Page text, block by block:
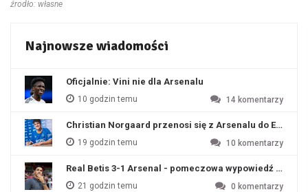
źrodło: własne
Najnowsze wiadomości
Oficjalnie: Vini nie dla Arsenalu
10 godzin temu 14 komentarzy
Christian Norgaard przenosi się z Arsenalu do
19 godzin temu 10 komentarzy
Real Betis 3-1 Arsenal - pomeczowa wypowiedź Artety
21 godzin temu 0 komentarzy